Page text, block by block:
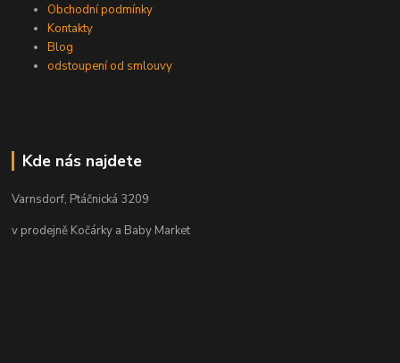
Obchodní podmínky
Kontakty
Blog
odstoupení od smlouvy
Kde nás najdete
Varnsdorf, Ptáčnická 3209
v prodejně Kočárky a Baby Market